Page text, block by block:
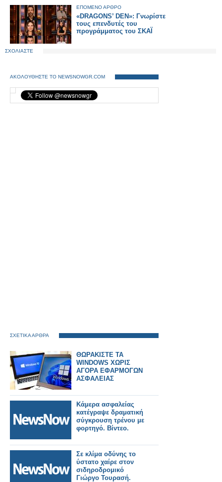
ΕΠΟΜΕΝΟ ΑΡΘΡΟ
«DRAGONS’ DEN»: Γνωρίστε
τους επενδυτές του
προγράμματος του ΣΚΑΪ
ΣΧΟΛΙΑΣΤΕ
ΑΚΟΛΟΥΘΗΣΤΕ ΤΟ NEWSNOWGR.COM
ΣΧΕΤΙΚΑ ΑΡΘΡΑ
ΘΩΡΑΚΙΣΤΕ ΤΑ
WINDOWS ΧΩΡΙΣ
ΑΓΟΡΑ ΕΦΑΡΜΟΓΩΝ
ΑΣΦΑΛΕΙΑΣ
Κάμερα ασφαλείας
κατέγραψε δραματική
σύγκρουση τρένου με
φορτηγό. Βίντεο.
Σε κλίμα οδύνης το
ύστατο χαίρε στον
σιδηροδρομικό
Γιώργο Τουρασή.